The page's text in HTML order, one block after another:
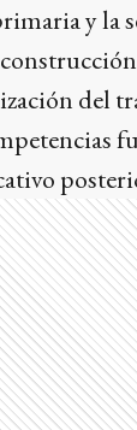
y la
del